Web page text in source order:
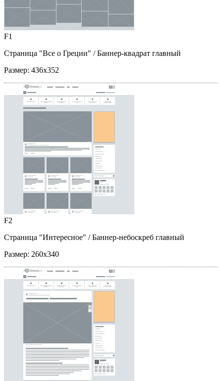
F1
Страница "Все о Греции" / Баннер-квадрат главный
Размер: 436x352
F2
Страница "Интересное" / Баннер-небоскреб главный
Размер: 260x340